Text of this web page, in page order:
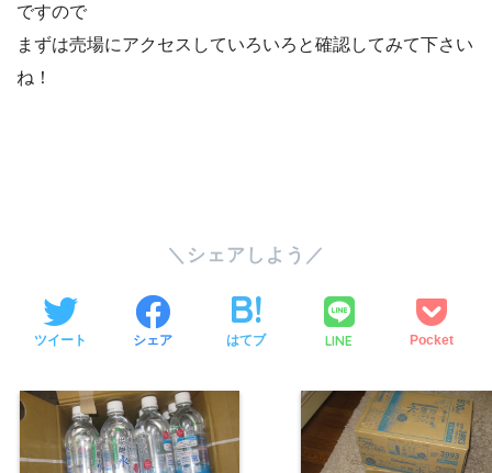
ですので
まずは売場にアクセスしていろいろと確認してみて下さい
ね！
ツイート シェア はてブ LINE Pocket